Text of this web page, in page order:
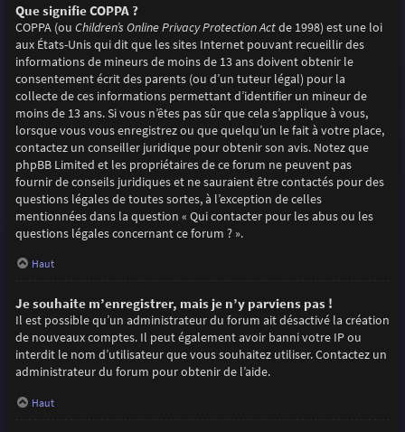
Que signifie COPPA ?
COPPA (ou Children’s Online Privacy Protection Actde 1998) est une loi
aux États-Unis qui dit que les sites Internet pouvant recueillir des
informations de mineurs de moins de 13 ans doivent obtenir le
consentement écrit des parents (ou d’un tuteur légal) pour la
collecte de ces informations permettant d’identifier un mineur de
moins de 13 ans. Si vous n’êtes pas sûr que cela s’applique à vous,
lorsque vous vous enregistrez ou que quelqu’un le fait à votre place,
contactez un conseiller juridique pour obtenir son avis. Notez que
phpBB Limited et les propriétaires de ce forum ne peuvent pas
fournir de conseils juridiques et ne sauraient être contactés pour des
questions légales de toutes sortes, à l’exception de celles
mentionnées dans la question « Qui contacter pour les abus ou les
questions légales concernant ce forum ? ».
Haut
Je souhaite m’enregistrer, mais je n’y parviens pas !
Il est possible qu’un administrateur du forum ait désactivé la création
de nouveaux comptes. Il peut également avoir banni votre IP ou
interdit le nom d’utilisateur que vous souhaitez utiliser. Contactez un
administrateur du forum pour obtenir de l’aide.
Haut